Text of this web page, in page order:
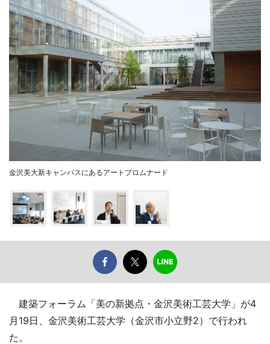
金沢美大新キャンパスにあるアートプロムナード
建築フォーラム「美の新拠点・金沢美術工芸大学」が4
月19日、金沢美術工芸大学（金沢市小立野2）で行われ
た。